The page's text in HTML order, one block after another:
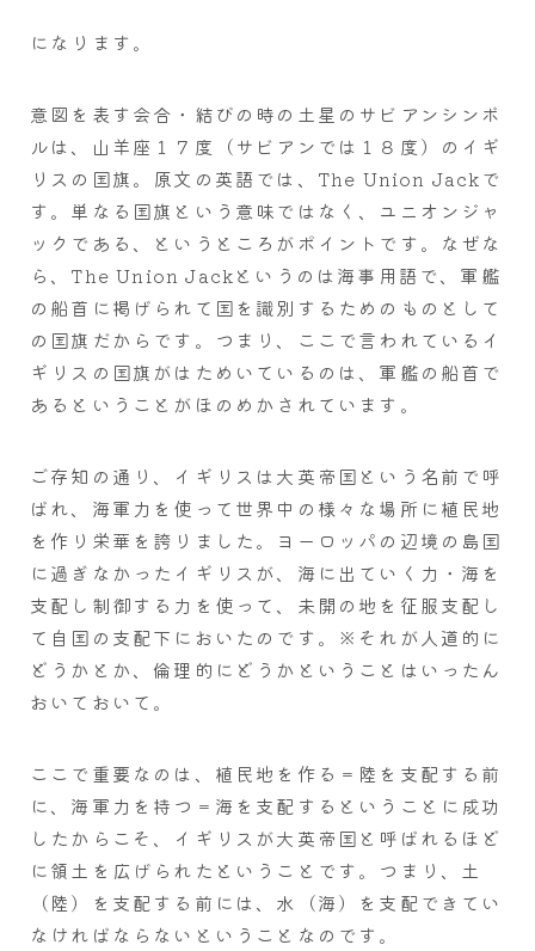
になります。
意図を表す会合・結びの時の土星のサビアンシンボ
ルは、山羊座１７度（サビアンでは１８度）のイギ
リスの国旗。原文の英語では、The Union Jackで
す。単なる国旗という意味ではなく、ユニオンジャ
ックである、というところがポイントです。なぜな
ら、The Union Jackというのは海事用語で、軍艦
の船首に掲げられて国を識別するためのものとして
の国旗だからです。つまり、ここで言われているイ
ギリスの国旗がはためいているのは、軍艦の船首で
あるということがほのめかされています。
ご存知の通り、イギリスは大英帝国という名前で呼
ばれ、海軍力を使って世界中の様々な場所に植民地
を作り栄華を誇りました。ヨーロッパの辺境の島国
に過ぎなかったイギリスが、海に出ていく力・海を
支配し制御する力を使って、未開の地を征服支配し
て自国の支配下においたのです。※それが人道的に
どうかとか、倫理的にどうかということはいったん
おいておいて。
ここで重要なのは、植民地を作る＝陸を支配する前
に、海軍力を持つ＝海を支配するということに成功
したからこそ、イギリスが大英帝国と呼ばれるほど
に領土を広げられたということです。つまり、土
（陸）を支配する前には、水（海）を支配できてい
なければならないということなのです。